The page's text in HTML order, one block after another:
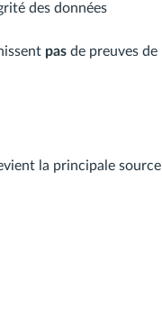
des données
pas de preuves de
la principale source